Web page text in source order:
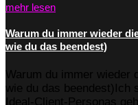
mehr lesen
Warum du immer wieder
wie du das beendest)
Warum du immer wieder
wie du das beendest)Ich
Ideal-Client-Personas